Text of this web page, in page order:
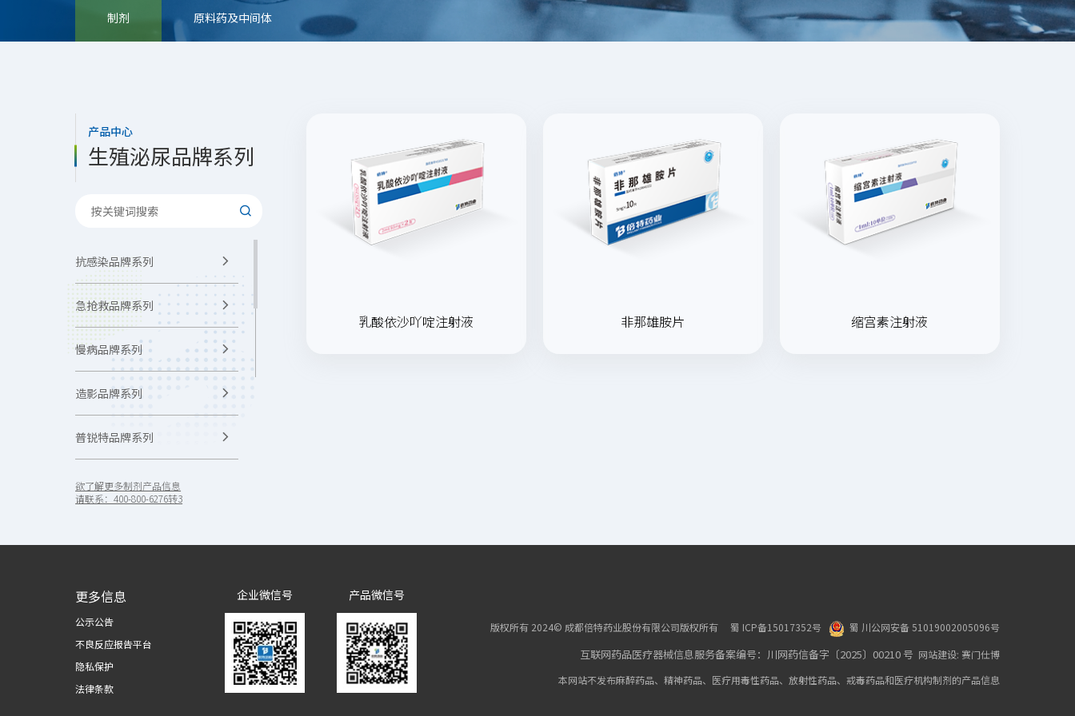
制剂 原料药及中间体
产品中心
生殖泌尿品牌系列

抗感染品牌系列 
急抢救品牌系列 
慢病品牌系列 
造影品牌系列 
普锐特品牌系列 
核药品牌系列

欲了解更多制剂产品信息
请联系：400-800-6276转3
乳酸依沙吖啶注射液 非那雄胺片 缩宫素注射液
更多信息
公示公告
不良反应报告平台
隐私保护
法律条款
企业微信号 产品微信号
版权所有 2024© 成都倍特药业股份有限公司版权所有 蜀 ICP备15017352号 蜀 川公网安备 51019002005096号
互联网药品医疗器械信息服务备案编号：川网药信备字〔2025〕00210 号 网站建设: 赛门仕博
本网站不发布麻醉药品、精神药品、医疗用毒性药品、放射性药品、戒毒药品和医疗机构制剂的产品信息